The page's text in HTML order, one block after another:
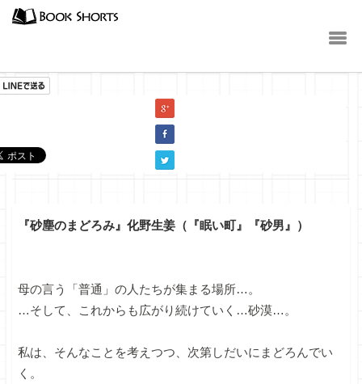
『砂塵のまどろみ』化野生姜（『眠い町』『砂男』）
母の言う「普通」の人たちが集まる場所…。
…そして、これからも広がり続けていく…砂漠…。
私は、そんなことを考えつつ、次第しだいにまどろんでい
く。